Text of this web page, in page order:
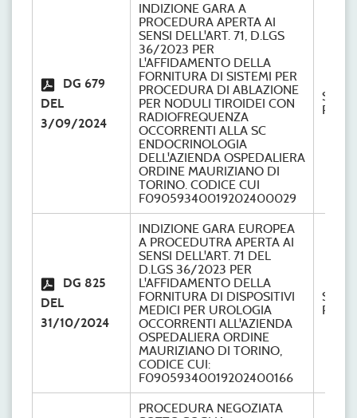
DG 679
DEL
3/09/2024
INDIZIONE GARA A
PROCEDURA APERTA AI
SENSI DELL'ART. 71, D.LGS
36/2023 PER
L'AFFIDAMENTO DELLA
FORNITURA DI SISTEMI PER
PROCEDURA DI ABLAZIONE
PER NODULI TIROIDEI CON
RADIOFREQUENZA
OCCORRENTI ALLA SC
ENDOCRINOLOGIA
DELL'AZIENDA OSPEDALIERA
ORDINE MAURIZIANO DI
TORINO. CODICE CUI
F09059340019202400029
S.C.
DG 825
DEL
31/10/2024
INDIZIONE GARA EUROPEA
A PROCEDUTRA APERTA AI
SENSI DELL'ART. 71 DEL
D.LGS 36/2023 PER
L'AFFIDAMENTO DELLA
FORNITURA DI DISPOSITIVI
MEDICI PER UROLOGIA
OCCORRENTI ALL'AZIENDA
OSPEDALIERA ORDINE
MAURIZIANO DI TORINO,
CODICE CUI:
F09059340019202400166
S.C.
PROCEDURA NEGOZIATA